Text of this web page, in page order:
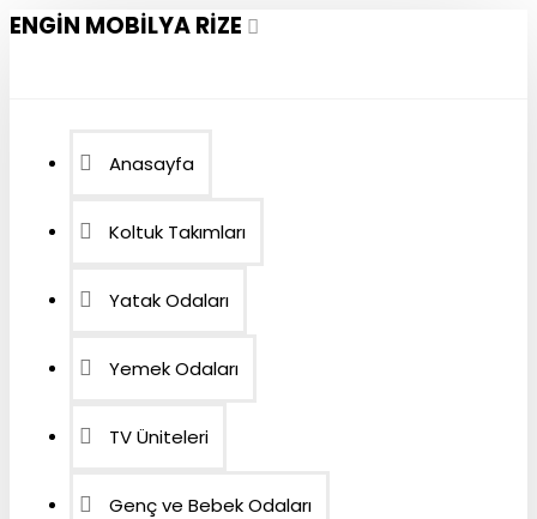
ENGIN MOBILYA RIZE
Anasayfa
Koltuk Takımları
Yatak Odaları
Yemek Odaları
TV Üniteleri
Genç ve Bebek Odaları